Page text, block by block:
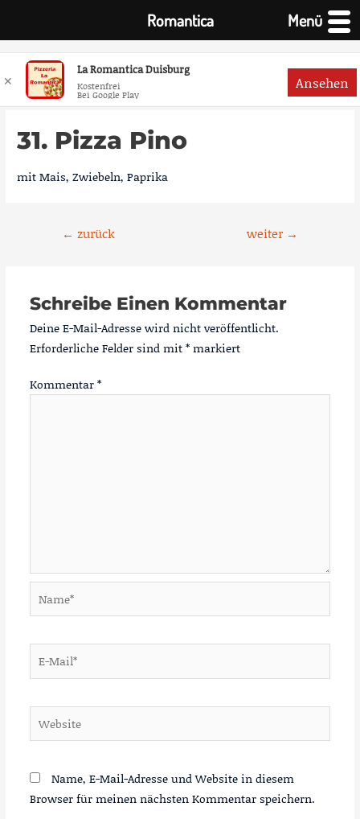
Zum
springen
31. Pizza Pino
mit Mais, Zwiebeln, Paprika
Beitragsnavigation
← zurück weiter →
Schreibe Einen Kommentar
Deine E-Mail-Adresse wird nicht veröffentlicht.
Erforderliche Felder sind mit*markiert
Kommentar*
Website
Name, E-Mail-Adresse und Website in diesem
Browser für meinen nächsten Kommentar speichern.
Romantica Menü
✕
La Romantica Duisburg
Kostenfrei
Bei Google Play
Ansehen